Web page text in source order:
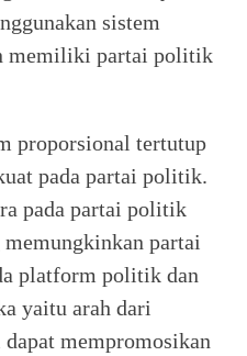
sistem
memiliki partai politik
proporsional tertutup
pada partai politik.
pada partai politik
memungkinkan partai
platform politik dan
yaitu arah dari
mempromosikan